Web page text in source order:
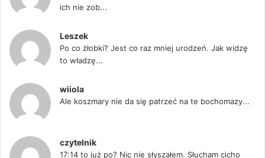
ich nie zob...
Leszek
Po co żłobki? Jest co raz mniej urodzeń. Jak widzę
to władzę...
wiiola
Ale koszmary nie da się patrzeć na te bochomazy...
czytelnik
17:14 to już po? Nic nie słyszałem. Słucham cicho